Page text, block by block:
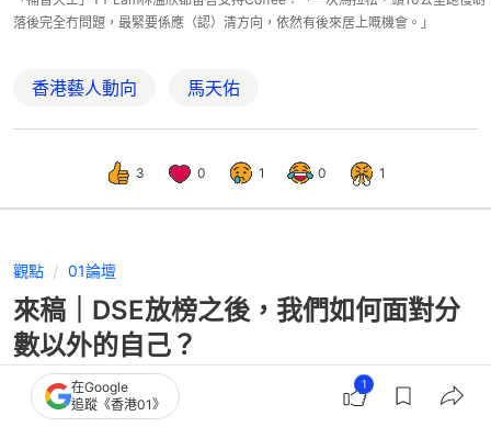
落後完全冇問題，最緊要係應（認）清方向，依然有後來居上嘅機會。」
香港藝人動向 馬天佑
3 0 1 0 1
觀點 01論壇
來稿｜DSE放榜之後，我們如何面對分
數以外的自己？
在Google
追蹤《香港01》
1